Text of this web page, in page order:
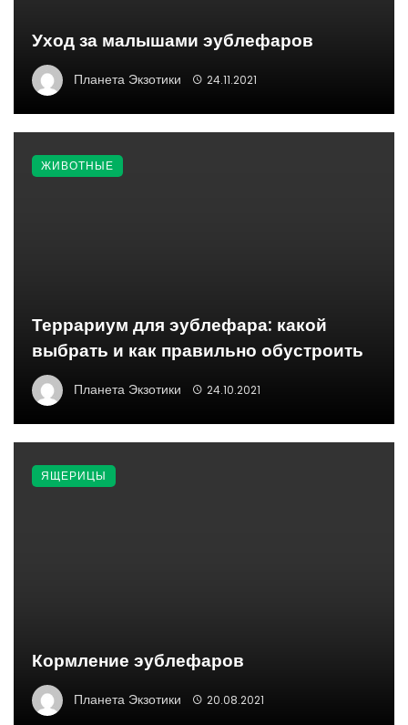
Уход за малышами эублефаров
Планета Экзотики 24.11.2021
Террариум для эублефара: какой
выбрать и как правильно обустроить
Планета Экзотики 24.10.2021
ЖИВОТНЫЕ
Кормление эублефаров
Планета Экзотики 20.08.2021
ЯЩЕРИЦЫ